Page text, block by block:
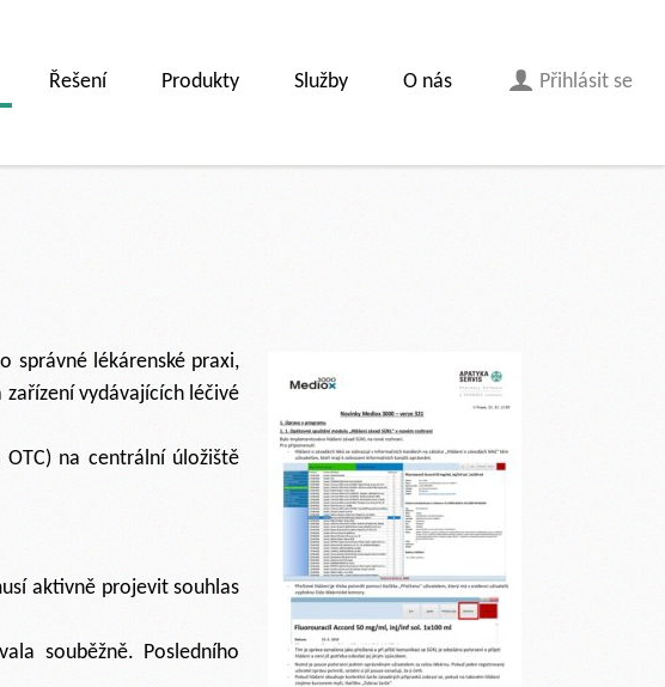
Řešení Produkty Služby O nás Přihlásit se
správné lékárenské praxi,
vydávajících léčivé
na centrální úložiště
aktivně projevit souhlas
souběžně. Posledního